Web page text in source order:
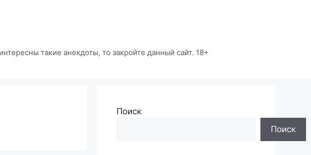
такие анекдоты, то закройте данный сайт. 18+
Поиск
Поиск